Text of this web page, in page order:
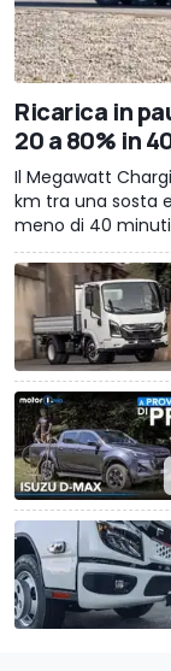
Ricarica in
20 a 80% in
Il Megawatt
km tra una sosta
meno di 40 minuti